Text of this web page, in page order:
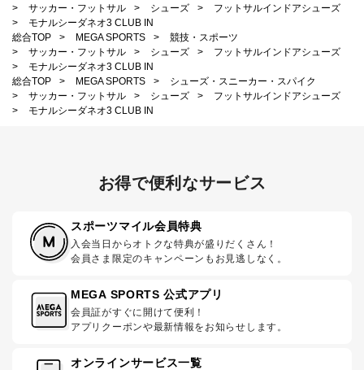
>
サッカー・フットサル > シューズ >
フットサルインドアシューズ
>
モナルシーダネオ3 CLUB IN
総合TOP
> MEGA SPORTS >
競技・スポーツ
>
サッカー・フットサル > シューズ >
フットサルインドアシューズ
>
モナルシーダネオ3 CLUB IN
総合TOP
> MEGA SPORTS >
シューズ・スニーカー・スパイク
>
サッカー・フットサル > シューズ >
フットサルインドアシューズ
>
モナルシーダネオ3 CLUB IN
お得で便利なサービス
スポーツマイル会員特典
入会当日からオトクな特典が盛りだくさん！
会員さま限定のキャンペーンもお見逃しなく。
MEGA SPORTS 公式アプリ
会員証がすぐに開けて便利！
アプリクーポンや最新情報をお知らせします。
オンラインサービス一覧